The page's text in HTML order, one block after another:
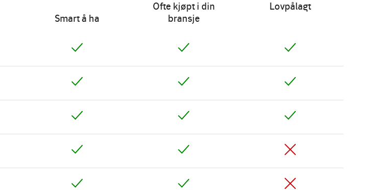
Smart å ha
Ofte kjøpt i din
bransje
Lovpålagt